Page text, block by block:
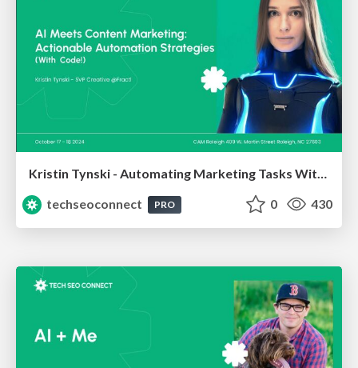
Kristin Tynski - Automating Marketing Tasks With AI
techseoconnect
PRO 0 430